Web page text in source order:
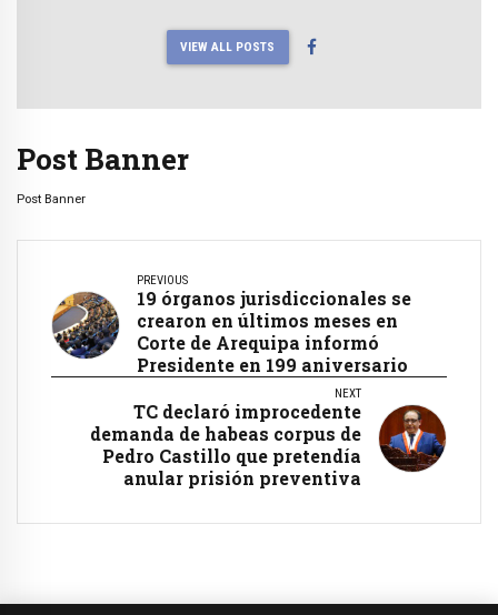
VIEW ALL POSTS
Post Banner
Post Banner
PREVIOUS
19 órganos jurisdiccionales se
crearon en últimos meses en
Corte de Arequipa informó
Presidente en 199 aniversario
NEXT
TC declaró improcedente
demanda de habeas corpus de
Pedro Castillo que pretendía
anular prisión preventiva